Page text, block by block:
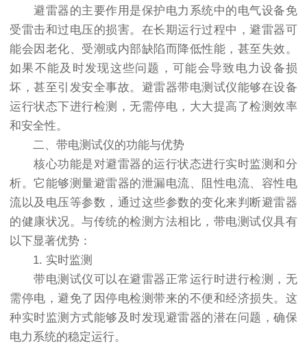
避雷器的主要作用是保护电力系统中的电气设备免
受雷击和过电压的损害。在长期运行过程中，避雷器可
能会因老化、受潮或内部缺陷而降低性能，甚至失效。
如果不能及时发现这些问题，可能会导致电力设备损
坏，甚至引发安全事故。避雷器带电测试仪能够在设备
运行状态下进行检测，无需停电，大大提高了检测效率
和安全性。
二、带电测试仪的功能与优势
核心功能是对避雷器的运行状态进行实时监测和分
析。它能够测量避雷器的泄漏电流、阻性电流、容性电
流以及电压等参数，通过这些参数的变化来判断避雷器
的健康状况。与传统的检测方法相比，带电测试仪具有
以下显著优势：
1. 实时监测
带电测试仪可以在避雷器正常运行时进行检测，无
需停电，避免了因停电检测带来的不便和经济损失。这
种实时监测方式能够及时发现避雷器的潜在问题，确保
电力系统的稳定运行。